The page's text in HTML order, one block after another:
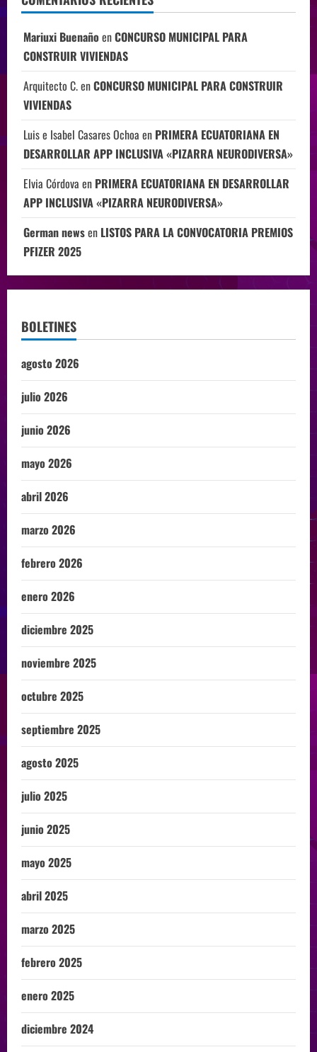
Mariuxi Buenaño enCONCURSO MUNICIPAL PARA
CONSTRUIR VIVIENDAS
Arquitecto C.enCONCURSO MUNICIPAL PARA CONSTRUIR
VIVIENDAS
Luis e Isabel Casares Ochoa en PRIMERA ECUATORIANA EN
DESARROLLAR APP INCLUSIVA «PIZARRA NEURODIVERSA»
Elvia Córdova en PRIMERA ECUATORIANA EN DESARROLLAR
APP INCLUSIVA «PIZARRA NEURODIVERSA»
German newsen LISTOS PARA LA CONVOCATORIA PREMIOS
PFIZER 2025
BOLETINES
agosto 2026
julio 2026
junio 2026
mayo 2026
abril 2026
marzo 2026
febrero 2026
enero 2026
diciembre 2025
noviembre 2025
octubre 2025
septiembre 2025
agosto 2025
julio 2025
junio 2025
mayo 2025
abril 2025
marzo 2025
febrero 2025
enero 2025
diciembre 2024